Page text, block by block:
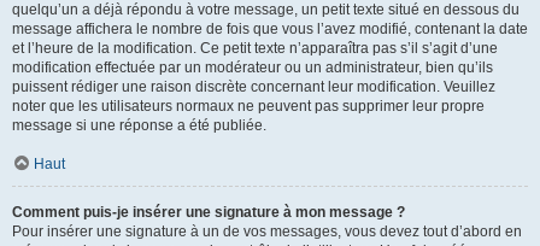
quelqu’un a déjà répondu à votre message, un petit texte situé en dessous du
message affichera le nombre de fois que vous l’avez modifié, contenant la date
et l’heure de la modification. Ce petit texte n’apparaîtra pas s’il s’agit d’une
modification effectuée par un modérateur ou un administrateur, bien qu’ils
puissent rédiger une raison discrète concernant leur modification. Veuillez
noter que les utilisateurs normaux ne peuvent pas supprimer leur propre
message si une réponse a été publiée.
Haut
Comment puis-je insérer une signature à mon message ?
Pour insérer une signature à un de vos messages, vous devez tout d’abord en